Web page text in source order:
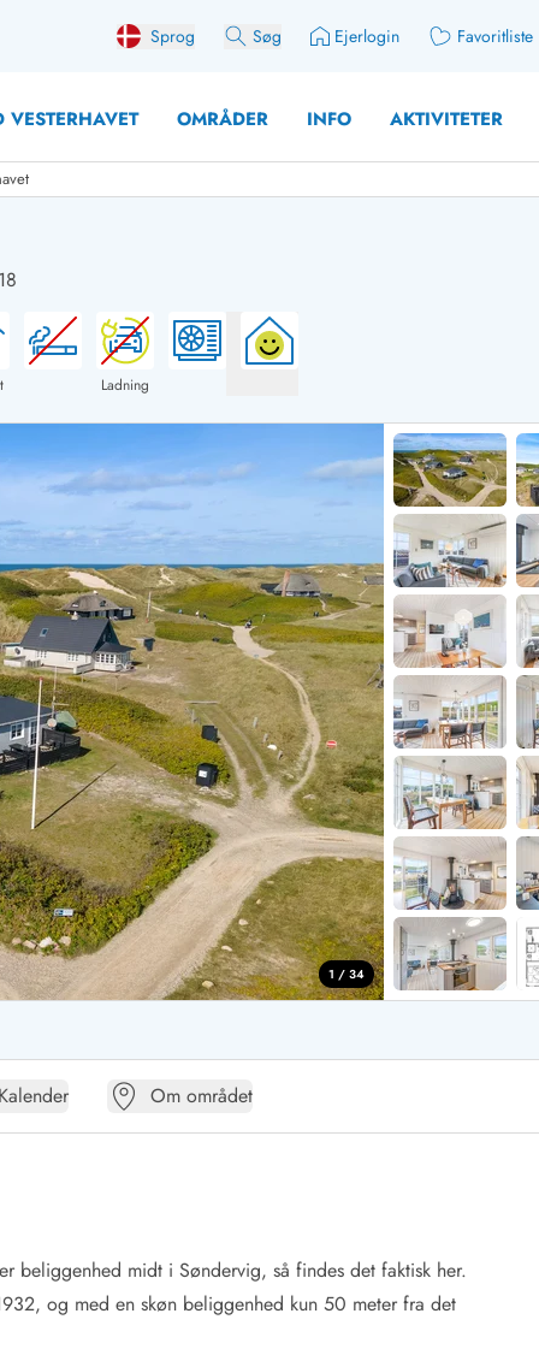
Sprog Søg Ejerlogin Favoritliste
VESTERHAVET OMRÅDER INFO AKTIVITETER
med søndagsskift
med plads til fangsten
med aktivitetsrum
med ydersæsonrabat
for 2 personer
4 Personer
for 6 Personer
for 8 Personer
Sommerhuse i
Sommerhuse i
Sommerhuse i
Sommerhuse i
Sommerhuse i juleferien
Sommerhuse til nytår
SandeSommerhuse i Søndervig
i Henne Strand
i Ho
i Houstrup
i Houvig
Holmsland Klit
på Holmsland
i Hvide Sande
i Jegum
i Klegod
Sommerhuse i Lodbjerg
Sommerhuse i Nr.
Sommerhuse på Rømø
Sommerhuse i Søndervig
Sommerhuse i
Sommerhuse i
Sommerhuse i Vedersø
Sommerhuse i Vejers
Sommerhuse i Vester
hos os
Ladning
1 / 34
Om området
beliggenhed midt i Søndervig, så findes det faktisk her.
og med en skøn beliggenhed kun 50 meter fra det